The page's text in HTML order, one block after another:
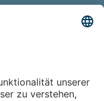
neuen Tab